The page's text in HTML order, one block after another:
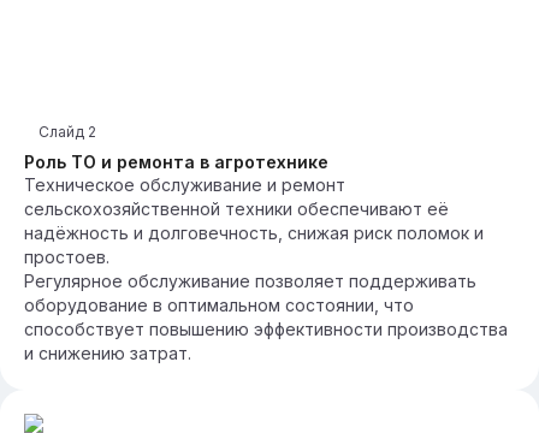
Роль ТО и ремонта в агротехнике
Слайд 2
Техническое обслуживание и ремонт
сельскохозяйственной техники обеспечивают её
надёжность и долговечность, снижая риск поломок и
простоев.
Регулярное обслуживание позволяет поддерживать
оборудование в оптимальном состоянии, что
способствует повышению эффективности производства
и снижению затрат.